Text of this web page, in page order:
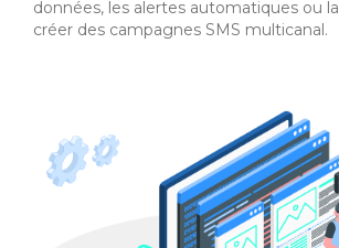
données, les alertes automatiques ou
créer des campagnes SMS multicanal.